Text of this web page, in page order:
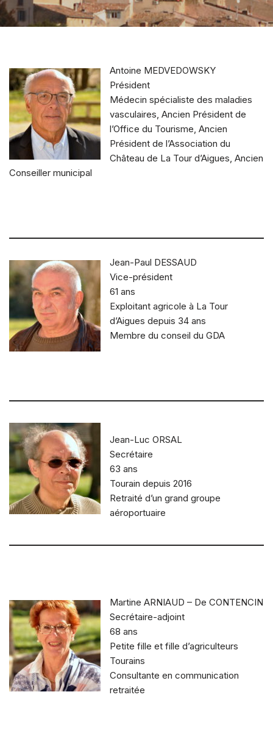
Antoine MEDVEDOWSKY
Président
Médecin spécialiste des maladies
vasculaires, Ancien Président de
l’Office du Tourisme, Ancien
Président de l’Association du
Château de La Tour d’Aigues, Ancien
Conseiller municipal
Jean-Paul DESSAUD
Vice-président
61 ans
Exploitant agricole à La Tour
d’Aigues depuis 34 ans
Membre du conseil du GDA
Jean-Luc ORSAL
Secrétaire
63 ans
Tourain depuis 2016
Retraité d’un grand groupe
aéroportuaire
Martine ARNIAUD – De CONTENCIN
Secrétaire-adjoint
68 ans
Petite fille et fille d’agriculteurs
Tourains
Consultante en communication
retraitée